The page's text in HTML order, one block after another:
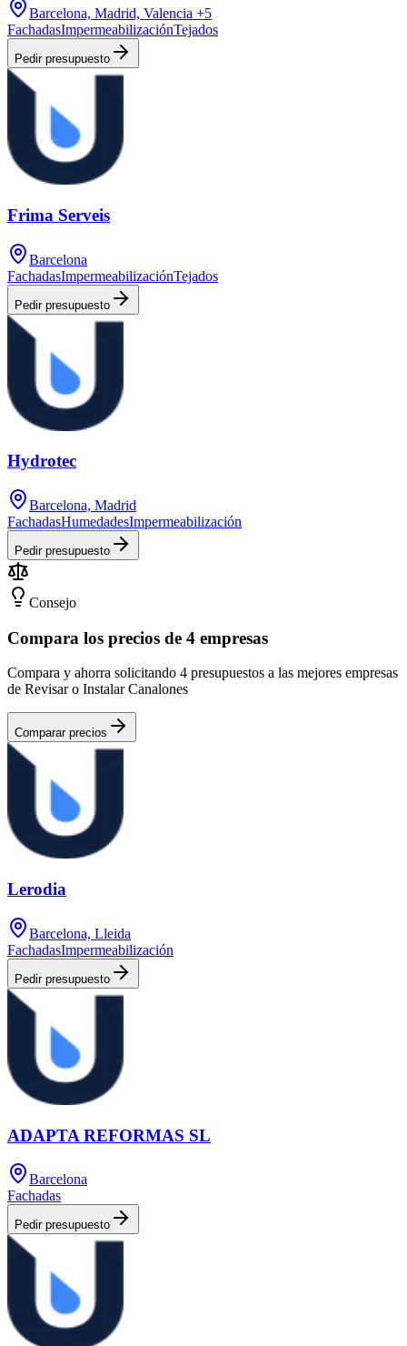
Barcelona, Madrid, Valencia +5
FachadasImpermeabilizaciónTejados
Pedir presupuesto
Frima Serveis
Barcelona
FachadasImpermeabilizaciónTejados
Pedir presupuesto
Hydrotec
Barcelona, Madrid
FachadasHumedadesImpermeabilización
Pedir presupuesto
Consejo
Compara los precios de 4 empresas
Compara y ahorra solicitando 4 presupuestos a las mejores empresas
de Revisar o Instalar Canalones
Comparar precios
Lerodia
Barcelona, Lleida
FachadasImpermeabilización
Pedir presupuesto
ADAPTA REFORMAS SL
Barcelona
Fachadas
Pedir presupuesto